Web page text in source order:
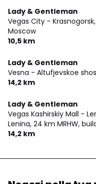
Lady & Gentleman
Vegas City -
Moscow
10,5 km
Lady & Gentleman
Vesna - Altufjevskoe
14,2 km
Lady & Gentleman
Vegas Kashirskiy Mall -
Lenina, 24 km MRHW,
14,2 km